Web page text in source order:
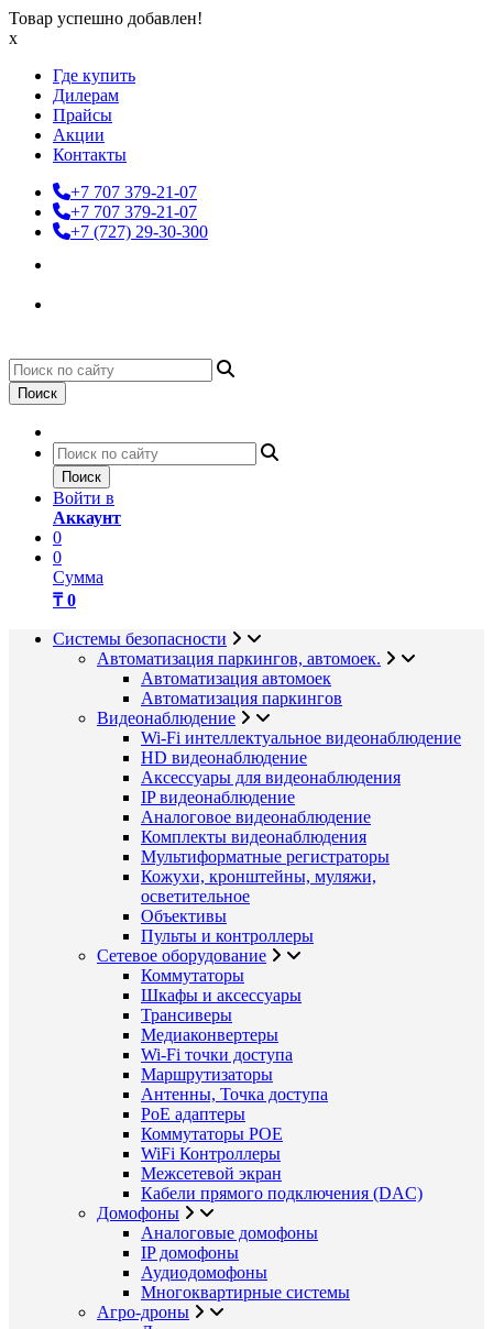
Товар успешно добавлен!
x
Где купить
Дилерам
Прайсы
Акции
Контакты
+7 707 379-21-07
+7 707 379-21-07
+7 (727) 29-30-300
Поиск
Поиск
Войти в
Аккаунт
0
0
Сумма
₸ 0
Системы безопасности
Автоматизация паркингов, автомоек.
Автоматизация автомоек
Автоматизация паркингов
Видеонаблюдение
Wi-Fi интеллектуальное видеонаблюдение
HD видеонаблюдение
Аксессуары для видеонаблюдения
IP видеонаблюдение
Аналоговое видеонаблюдение
Комплекты видеонаблюдения
Мультиформатные регистраторы
Кожухи, кронштейны, муляжи,
осветительное
Объективы
Пульты и контроллеры
Сетевое оборудование
Коммутаторы
Шкафы и аксессуары
Трансиверы
Медиаконвертеры
Wi-Fi точки доступа
Маршрутизаторы
Антенны, Точка доступа
PoE адаптеры
Коммутаторы POE
WiFi Контроллеры
Межсетевой экран
Кабели прямого подключения (DAC)
Домофоны
Аналоговые домофоны
IP домофоны
Аудиодомофоны
Многоквартирные системы
Агро-дроны